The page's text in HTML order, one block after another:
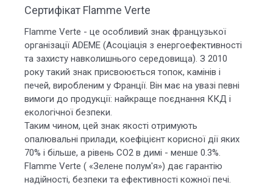
Сертифікат Flamme Verte
Flamme Verte - це особливий знак французької
організації ADEME (Асоціація з енергоефективності
та захисту навколишнього середовища). З 2010
року такий знак присвоюється топок, камінів і
печей, виробленим у Франції. Він має на увазі певні
вимоги до продукції: найкраще поєднання ККД і
екологічної безпеки.
Таким чином, цей знак якості отримують
опалювальні прилади, коефіцієнт корисної дії яких
70% і більше, а рівень СО2 в димі - менше 0.3%.
Flamme Verte ( «Зелене полум'я») дає гарантію
надійності, безпеки та ефективності кожної печі.